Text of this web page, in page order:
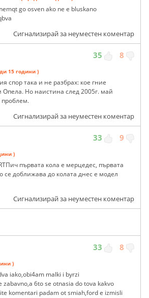
go osven ako ne e bluskano
Сигнализирай за неуместен коментар
35 8
15 години )
спор така и не разбрах: кое гние
Но наистина след 2005г. май
проблем.
Сигнализирай за неуместен коментар
33 9
)
първата кола е мерцедес, първата
се доближава до колата днес е модел
Сигнализирай за неуместен коментар
33 8
)
iako,obi4am malki i byrzi
zabavno,a 6to se otnasia do tova kakvo
komentari padam ot smiah,ford e izmisli